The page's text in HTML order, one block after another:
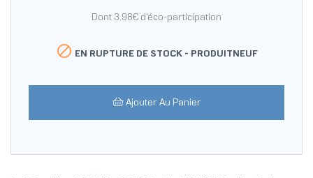
Dont 3.98€ d'éco-participation
 EN RUPTURE DE STOCK - PRODUITNEUF
Ajouter Au Panier